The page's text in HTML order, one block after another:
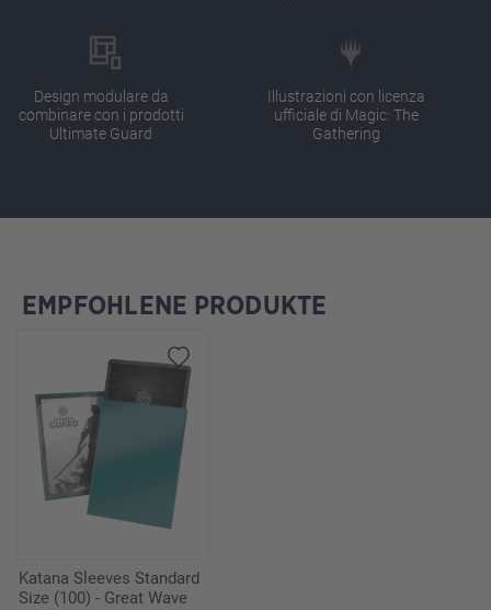
Design modulare da
combinare con i prodotti
Ultimate Guard
Illustrazioni con licenza
ufficiale di Magic: The
Gathering
Salta la galleria dei prodotti
EMPFOHLENE PRODUKTE
Katana Sleeves Standard
Size (100) - Great Wave